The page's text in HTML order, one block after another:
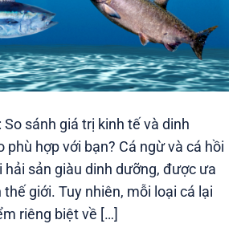
So sánh giá trị kinh tế và dinh
phù hợp với bạn? Cá ngừ và cá hồi
hải sản giàu dinh dưỡng, được ưa
giới. Tuy nhiên, mỗi loại cá lại
riêng biệt về […]